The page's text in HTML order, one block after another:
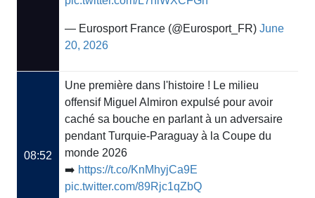
— Eurosport France (@Eurosport_FR) June
20, 2026
08:52
Une première dans l'histoire ! Le milieu
offensif Miguel Almiron expulsé pour avoir
caché sa bouche en parlant à un adversaire
pendant Turquie-Paraguay à la Coupe du
monde 2026
➡️ https://t.co/KnMhyjCa9E
pic.twitter.com/89Rjc1qZbQ